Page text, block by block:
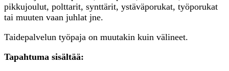
pikkujoulut, polttarit, synttärit, ystäväporukat, työporukat
tai muuten vaan juhlat jne.
Taidepalvelun työpaja on muutakin kuin välineet.
Tapahtuma sisältää: